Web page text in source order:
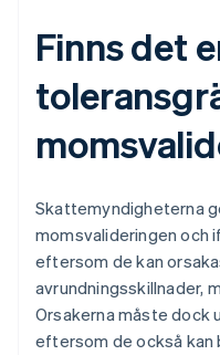
Finns det
Skattemyndigheterna
momsvalideringen och
eftersom de kan
avrundningsskillnader,
Orsakerna måste dock
eftersom de också